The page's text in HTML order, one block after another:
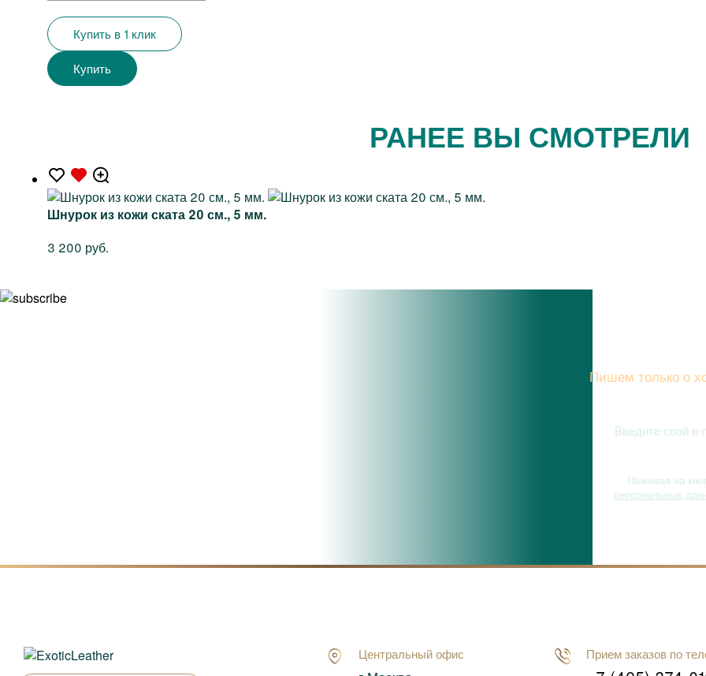
Купить в 1 клик
Купить
РАНЕЕ ВЫ СМОТРЕЛИ
Шнурок из кожи ската 20 см., 5 мм.
3 200 руб.
Пишем только о
Нажимая на
персональных
Центральный офис Прием заказов по